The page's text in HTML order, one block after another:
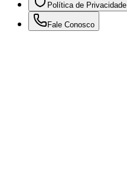
Política de Privacidade
Fale Conosco